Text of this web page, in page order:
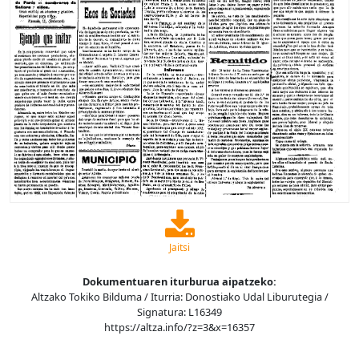
Jaitsi
Dokumentuaren iturburua aipatzeko:
Altzako Tokiko Bilduma / Iturria: Donostiako Udal Liburutegia /
Signatura: L16349
https://altza.info/?z=3&x=16357